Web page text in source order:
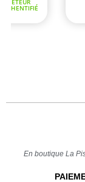
En boutique La